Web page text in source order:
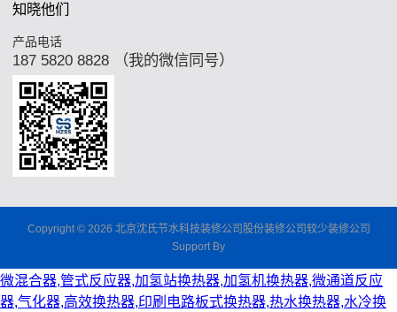
知晓他们
产品电话
187 5820 8828 （我的微信同号）
Copyright © 2026 北京沈氏节水科技装修公司股份装修公司较少装修公司
Support By
微混合器,管式反应器,加氢站换热器,加氢机换热器,微通道反应
器,气化器,高效换热器,印刷电路板式换热器,热水换热器,水冷换